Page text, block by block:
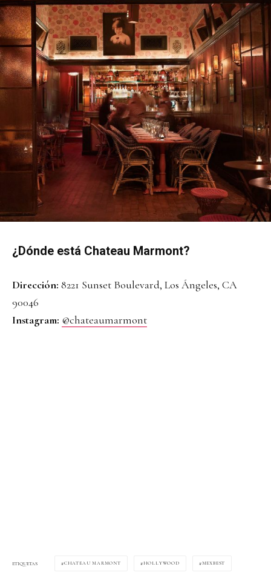
¿Dónde está Chateau Marmont?
Dirección: 8221 Sunset Boulevard, Los Ángeles, CA
90046
Instagram: @chateaumarmont
ETIQUETAS CHATEAU MARMONT HOLLYWOOD MEXBEST